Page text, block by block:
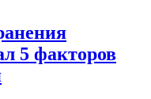
5 факторов